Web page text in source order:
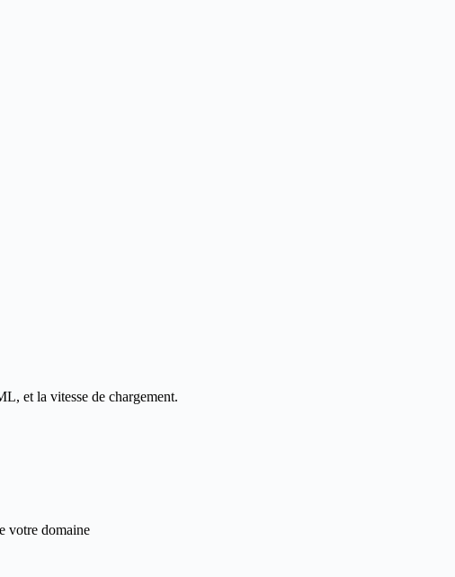
et la vitesse de chargement.
votre domaine